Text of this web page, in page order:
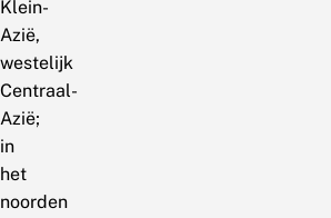
Klein-
Azië,
westelijk
Centraal-
Azië;
in
het
noorden